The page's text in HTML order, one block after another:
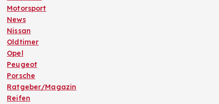
Motorsport
News
Nissan
Oldtimer
Opel
Peugeot
Porsche
Ratgeber/Magazin
Reifen